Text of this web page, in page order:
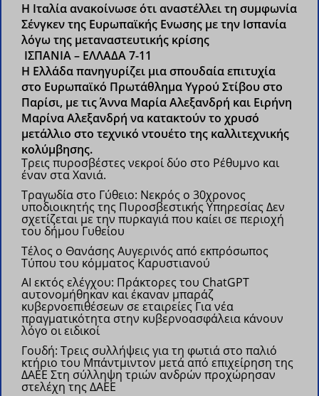
H Ιταλία ανακοίνωσε ότι αναστέλλει τη συμφωνία
Σένγκεν της Ευρωπαϊκής Ενωσης με την Ισπανία
λόγω της μεταναστευτικής κρίσης
ΙΣΠΑΝΙΑ – ΕΛΛΑΔΑ 7-11
H Ελλάδα πανηγυρίζει μια σπουδαία επιτυχία
στο Ευρωπαϊκό Πρωτάθλημα Υγρού Στίβου στο
Παρίσι, με τις Άννα Μαρία Αλεξανδρή και Ειρήνη
Μαρίνα Αλεξανδρή να κατακτούν το χρυσό
μετάλλιο στο τεχνικό ντουέτο της καλλιτεχνικής
κολύμβησης.
Τρεις πυροσβέστες νεκροί δύο στο Ρέθυμνο και
έναν στα Χανιά.
Τραγωδία στο Γύθειο: Νεκρός ο 30χρονος
υποδιοικητής της Πυροσβεστικής ΥπηρεσίαςΔεν
σχετίζεται με την πυρκαγιά που καίει σε περιοχή
του δήμου Γυθείου
Τέλος ο Θανάσης Αυγερινός από εκπρόσωπος
Τύπου του κόμματος Καρυστιανού
AI εκτός ελέγχου: Πράκτορες του ChatGPT
αυτονομήθηκαν και έκαναν μπαράζ
κυβερνοεπιθέσεων σε εταιρείεςΓια νέα
πραγματικότητα στην κυβερνοασφάλεια κάνουν
λόγο οι ειδικοί
Γουδή: Τρεις συλλήψεις για τη φωτιά στο παλιό
κτήριο του Μπάντμιντον μετά από επιχείρηση της
ΔΑΕΕΣτη σύλληψη τριών ανδρών προχώρησαν
στελέχη της ΔΑΕΕ